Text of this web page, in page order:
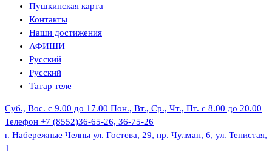
Пушкинская карта
Контакты
Наши достижения
АФИШИ
Русский
Русский
Татар теле
Суб., Вос. с 9.00 до 17.00 Пон., Вт., Ср., Чт., Пт. с 8.00 до 20.00
Телефон +7 (8552)36-65-26, 36-75-26
г. Набережные Челны ул. Гостева, 29, пр. Чулман, 6, ул. Тенистая,
1